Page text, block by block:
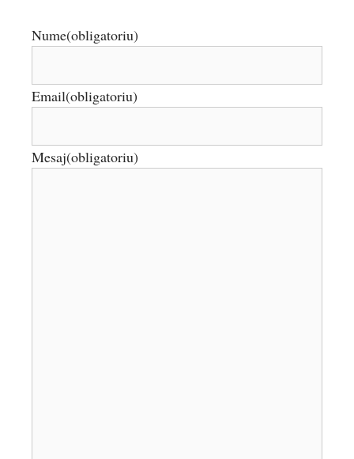
Nume(obligatoriu)
Email(obligatoriu)
Mesaj(obligatoriu)